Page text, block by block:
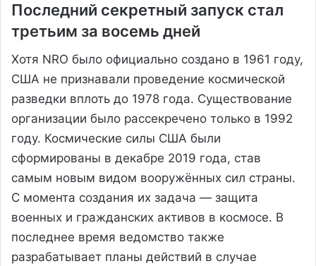
Последний секретный запуск стал
третьим за восемь дней
Хотя NRO было официально создано в 1961 году,
США не признавали проведение космической
разведки вплоть до 1978 года. Существование
организации было рассекречено только в 1992
году. Космические силы США были
сформированы в декабре 2019 года, став
самым новым видом вооружённых сил страны.
С момента создания их задача — защита
военных и гражданских активов в космосе. В
последнее время ведомство также
разрабатывает планы действий в случае